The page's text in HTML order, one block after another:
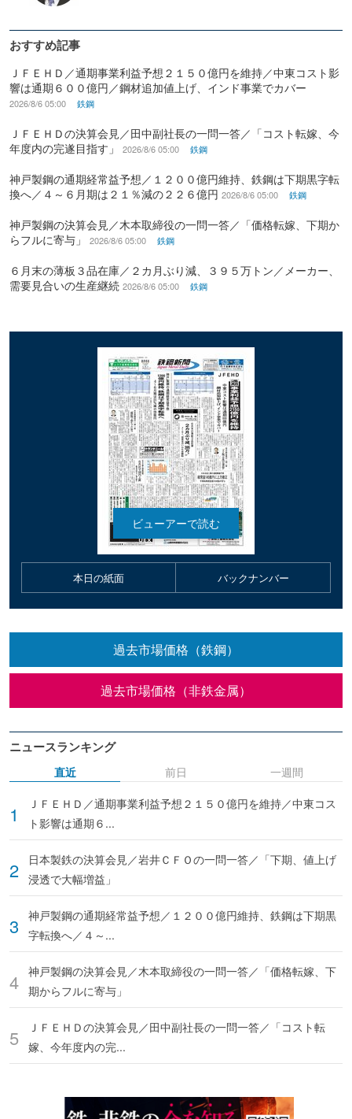
おすすめ記事
ＪＦＥＨＤ／通期事業利益予想２１５０億円を維持／中東コスト影
響は通期６００億円／鋼材追加値上げ、インド事業でカバー
2026/8/6 05:00 鉄鋼
ＪＦＥＨＤの決算会見／田中副社長の一問一答／「コスト転嫁、今
年度内の完遂目指す」
2026/8/6 05:00 鉄鋼
神戸製鋼の通期経常益予想／１２００億円維持、鉄鋼は下期黒字転
換へ／４～６月期は２１％減の２２６億円 2026/8/6 05:00 鉄鋼
神戸製鋼の決算会見／木本取締役の一問一答／「価格転嫁、下期か
らフルに寄与」
2026/8/6 05:00 鉄鋼
６月末の薄板３品在庫／２カ月ぶり減、３９５万トン／メーカー、
需要見合いの生産継続 2026/8/6 05:00 鉄鋼
本日の紙面 バックナンバー
過去市場価格（鉄鋼）
過去市場価格（非鉄金属）
ニュースランキング
直近
ＪＦＥＨＤ／通期事業利益予想２１５０億円を維持／中東コス
ト影響は通期６...
日本製鉄の決算会見／岩井ＣＦＯの一問一答／「下期、値上げ
浸透で大幅増益」
神戸製鋼の通期経常益予想／１２００億円維持、鉄鋼は下期黒
字転換へ／４～...
神戸製鋼の決算会見／木本取締役の一問一答／「価格転嫁、下
期からフルに寄与」
ＪＦＥＨＤの決算会見／田中副社長の一問一答／「コスト転
嫁、今年度内の完...
前日 一週間